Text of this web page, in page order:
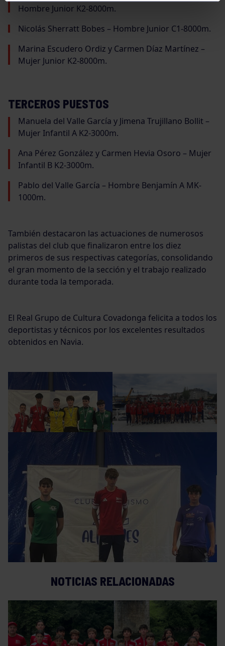
Hombre Junior K2-8000m.
Nicolás Sherratt Bobes – Hombre Junior C1-8000m.
Marina Escudero Ordiz y Carmen Díaz Martínez –
Mujer Junior K2-8000m.
TERCEROS PUESTOS
Manuela del Valle García y Jimena Trujillano Bollit –
Mujer Infantil A K2-3000m.
Ana Pérez González y Carmen Hevia Osoro – Mujer
Infantil B K2-3000m.
Pablo del Valle García – Hombre Benjamín A MK-
1000m.
También destacaron las actuaciones de numerosos
palistas del club que finalizaron entre los diez
primeros de sus respectivas categorías, consolidando
el gran momento de la sección y el trabajo realizado
durante toda la temporada.
El Real Grupo de Cultura Covadonga felicita a todos los
deportistas y técnicos por los excelentes resultados
obtenidos en Navia.
NOTICIAS RELACIONADAS